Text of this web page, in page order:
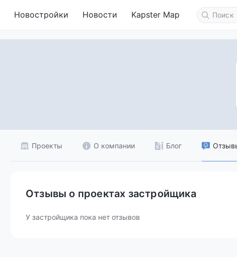
Новостройки Новости Kapster Map
Проекты О компании Блог
Отзывы о проектах застройщика
У застройщика пока нет отзывов